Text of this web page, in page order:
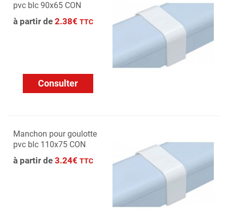
pvc blc 90x65 CON
à partir de 2.38€ TTC
Consulter
Manchon pour goulotte
pvc blc 110x75 CON
à partir de 3.24€ TTC